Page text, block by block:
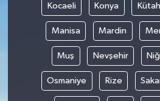
Kocaeli Konya
Manisa Mardin
Muş Nevşehir
Osmaniye Rize